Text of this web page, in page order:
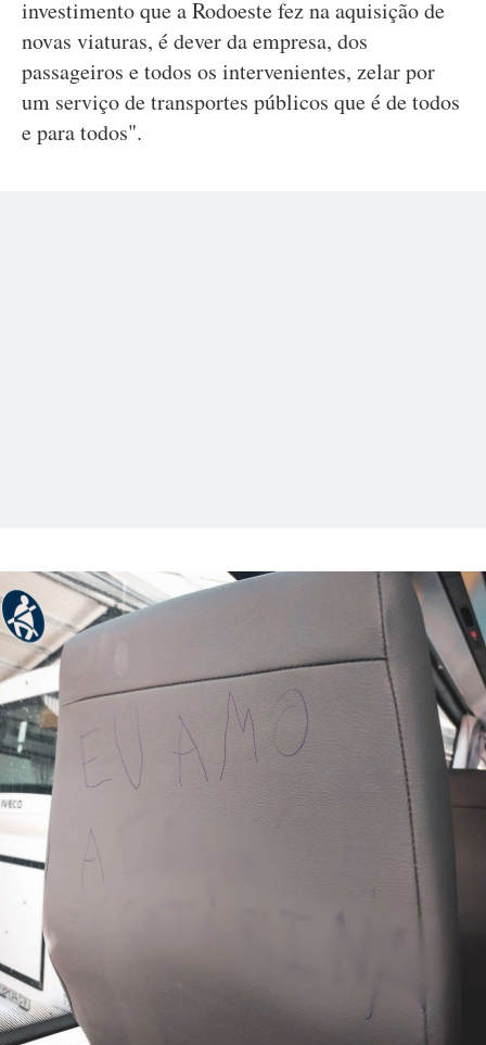
investimento que a Rodoeste fez na aquisição de
novas viaturas, é dever da empresa, dos
passageiros e todos os intervenientes, zelar por
um serviço de transportes públicos que é de todos
e para todos".